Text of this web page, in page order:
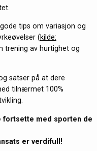
tips om variasjon og
(kilde:
trening av hurtighet og
satser på at dere
tilnærmet 100%
fortsette med sporten de
er verdifull!